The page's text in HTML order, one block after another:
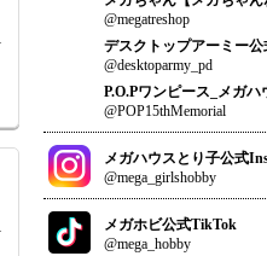
@megatreshop
デスクトップアーミー公
@desktoparmy_pd
P.O.Pワンピース_メガハ
@POP15thMemorial
メガハウスとり子公式
@mega_girlshobby
メガホビ公式TikTok
@mega_hobby